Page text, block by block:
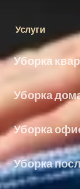
Услуги
Уборка
Уборка
Уборка
Уборка